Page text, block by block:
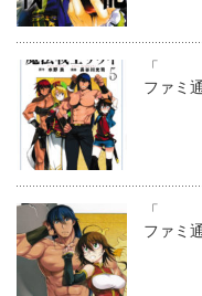
「
ファミ
「
ファミ